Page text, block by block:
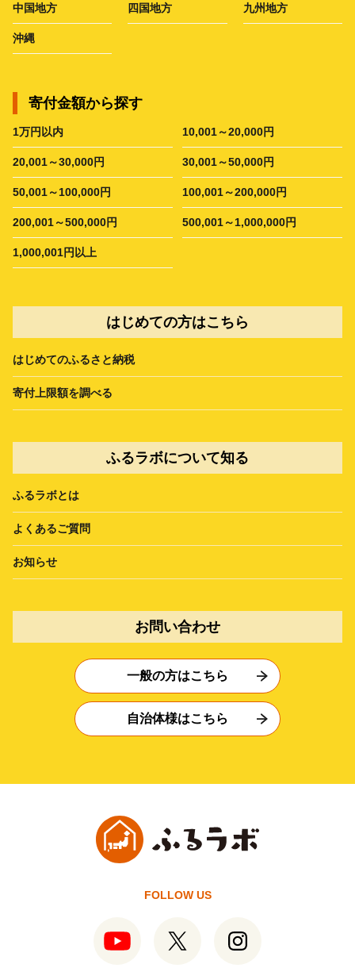
中国地方 四国地方 九州地方
沖縄
寄付金額から探す
1万円以内 10,001～20,000円
20,001～30,000円 30,001～50,000円
50,001～100,000円 100,001～200,000円
200,001～500,000円 500,001～1,000,000円
1,000,001円以上
はじめての方はこちら
はじめてのふるさと納税
寄付上限額を調べる
ふるラボについて知る
ふるラボとは
よくあるご質問
お知らせ
お問い合わせ
一般の方はこちら
自治体様はこちら
FOLLOW US